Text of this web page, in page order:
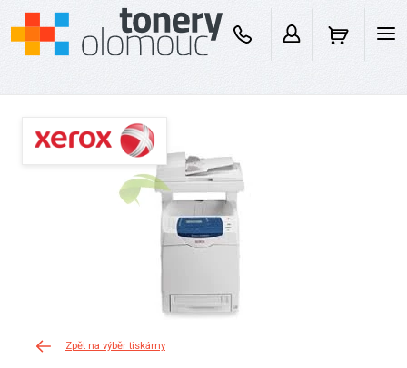
Zpět na výběr tiskárny